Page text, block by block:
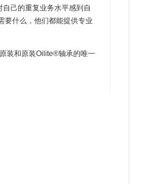
己的重复业务水平感到自
要什么，他们都能提供专业
装和原装Oilite®轴承的唯一